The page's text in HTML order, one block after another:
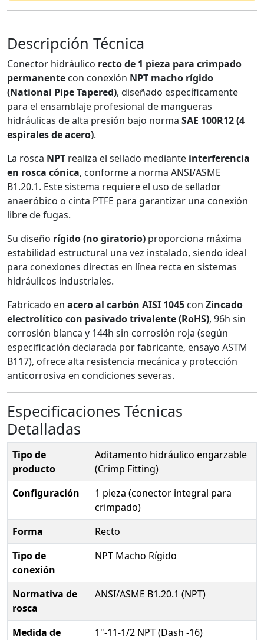
Descripción Técnica
Conector hidráulico recto de 1 pieza para crimpado
permanente con conexión NPT macho rígido
(National Pipe Tapered), diseñado específicamente
para el ensamblaje profesional de mangueras
hidráulicas de alta presión bajo norma SAE 100R12 (4
espirales de acero).
La rosca NPT realiza el sellado mediante interferencia
en rosca cónica, conforme a norma ANSI/ASME
B1.20.1. Este sistema requiere el uso de sellador
anaeróbico o cinta PTFE para garantizar una conexión
libre de fugas.
Su diseño rígido (no giratorio) proporciona máxima
estabilidad estructural una vez instalado, siendo ideal
para conexiones directas en línea recta en sistemas
hidráulicos industriales.
Fabricado en acero al carbón AISI 1045 con Zincado
electrolítico con pasivado trivalente (RoHS), 96h sin
corrosión blanca y 144h sin corrosión roja (según
especificación declarada por fabricante, ensayo ASTM
B117), ofrece alta resistencia mecánica y protección
anticorrosiva en condiciones severas.
Especificaciones Técnicas
Detalladas
Tipo de
producto
Aditamento hidráulico engarzable
(Crimp Fitting)
Configuración
1 pieza (conector integral para
crimpado)
Forma
Recto
Tipo de
conexión
NPT Macho Rígido
Normativa de
rosca
ANSI/ASME B1.20.1 (NPT)
Medida de
1"-11-1/2 NPT (Dash -16)